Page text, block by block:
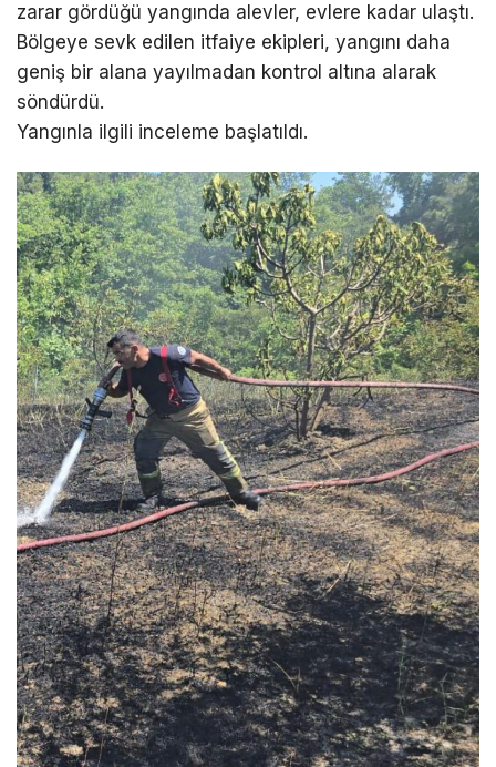
zarar gördüğü yangında alevler, evlere kadar ulaştı.
Bölgeye sevk edilen itfaiye ekipleri, yangını daha
geniş bir alana yayılmadan kontrol altına alarak
söndürdü.
Yangınla ilgili inceleme başlatıldı.